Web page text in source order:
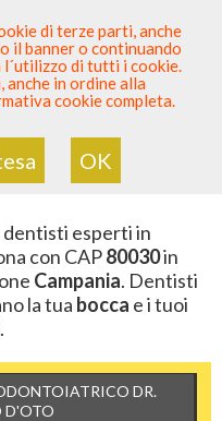
PARTECIPA
Sicuro > Odontoiatria>
>Campania>Napoli>CAP 80030
80030
dentisti esperti in
con CAP80030in
Campania. Dentisti
la tua bocca e i tuoi
.
DR.
D'OTO
di terze parti, anche
il banner o continuando
l´utilizzo di tutti i cookie.
in ordine alla
cookie completa.
OK